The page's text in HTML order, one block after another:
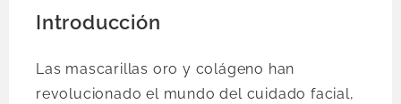
Introducción
Las mascarillas oro y colágeno han
revolucionado el mundo del cuidado facial,